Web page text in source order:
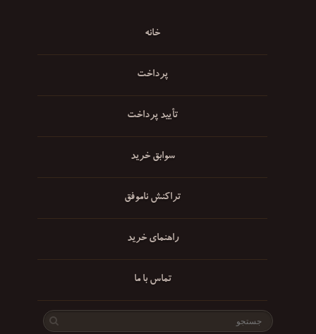
خانه
پرداخت
تأیید پرداخت
سوابق خرید
تراکنش ناموفق
راهنمای خرید
تماس با ما